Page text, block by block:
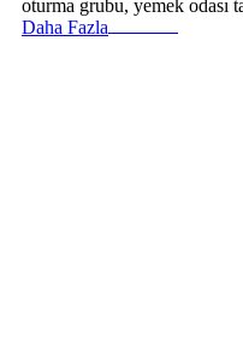
oturma grubu, yemek odası
Daha Fazla